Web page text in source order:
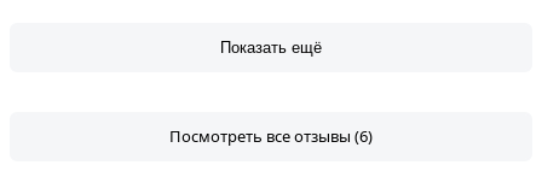
Показать ещё
Посмотреть все отзывы (6)